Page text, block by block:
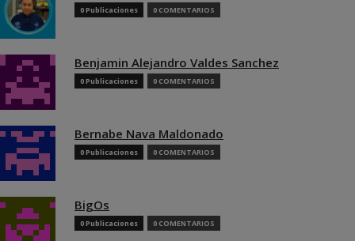
0 Publicaciones 0 COMENTARIOS
Benjamin Alejandro Valdes Sanchez
0 Publicaciones 0 COMENTARIOS
Bernabe Nava Maldonado
0 Publicaciones 0 COMENTARIOS
BigOs
0 Publicaciones 0 COMENTARIOS